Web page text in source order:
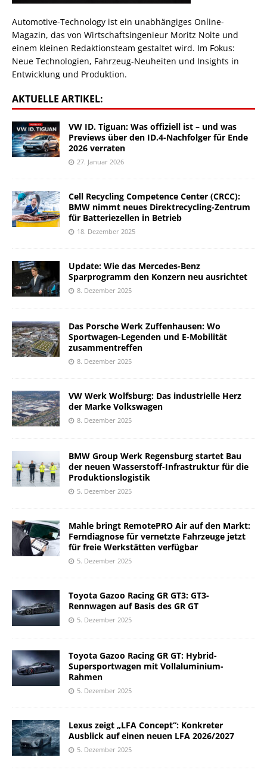
Automotive-Technology ist ein unabhängiges Online-
Magazin, das von Wirtschaftsingenieur Moritz Nolte und
einem kleinen Redaktionsteam gestaltet wird. Im Fokus:
Neue Technologien, Fahrzeug-Neuheiten und Insights in
Entwicklung und Produktion.
AKTUELLE ARTIKEL:
VW ID. Tiguan: Was offiziell ist – und was
Previews über den ID.4-Nachfolger für Ende
2026 verraten
27. Januar 2026
Cell Recycling Competence Center (CRCC):
BMW nimmt neues Direktrecycling-Zentrum
für Batteriezellen in Betrieb
18. Dezember 2025
Update: Wie das Mercedes-Benz
Sparprogramm den Konzern neu ausrichtet
8. Dezember 2025
Das Porsche Werk Zuffenhausen: Wo
Sportwagen-Legenden und E-Mobilität
zusammentreffen
8. Dezember 2025
VW Werk Wolfsburg: Das industrielle Herz
der Marke Volkswagen
8. Dezember 2025
BMW Group Werk Regensburg startet Bau
der neuen Wasserstoff-Infrastruktur für die
Produktionslogistik
5. Dezember 2025
Mahle bringt RemotePRO Air auf den Markt:
Ferndiagnose für vernetzte Fahrzeuge jetzt
für freie Werkstätten verfügbar
5. Dezember 2025
Toyota Gazoo Racing GR GT3: GT3-
Rennwagen auf Basis des GR GT
5. Dezember 2025
Toyota Gazoo Racing GR GT: Hybrid-
Supersportwagen mit Vollaluminium-
Rahmen
5. Dezember 2025
Lexus zeigt „LFA Concept“: Konkreter
Ausblick auf einen neuen LFA 2026/2027
5. Dezember 2025